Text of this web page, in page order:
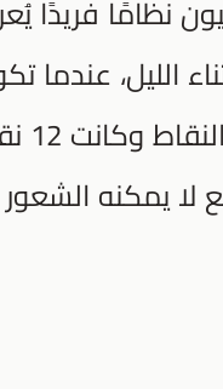
نظامًا فريدًا
الليل، عندما
يمكنه